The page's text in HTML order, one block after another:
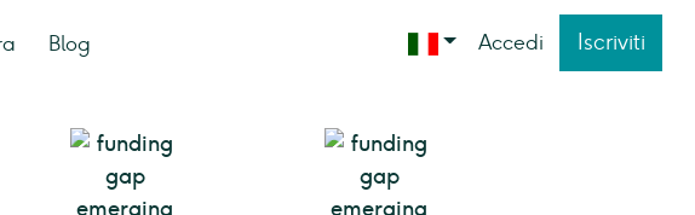
Blog Accedi Iscriviti